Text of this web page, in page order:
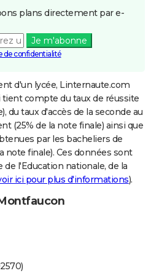
plans directement par e-
Je m'abonne
de confidentialité
d'un lycée, Linternaute.com
compte du taux de réussite
du taux d'accès de la seconde au
(25% de la note finale) ainsi que
par les bacheliers de
note finale). Ces données sont
l'Education nationale, de la
ici pour plus d'informations).